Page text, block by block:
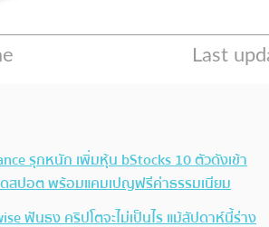
รุกหนัก เพิ่มหุ้น bStocks 10 ตัวดังเข้า
สปอต พร้อมแคมเปญฟรีค่าธรรมเนียม
ฟันธง คริปโตจะไม่เป็นไร แม้สัปดาห์นี้ร่าง